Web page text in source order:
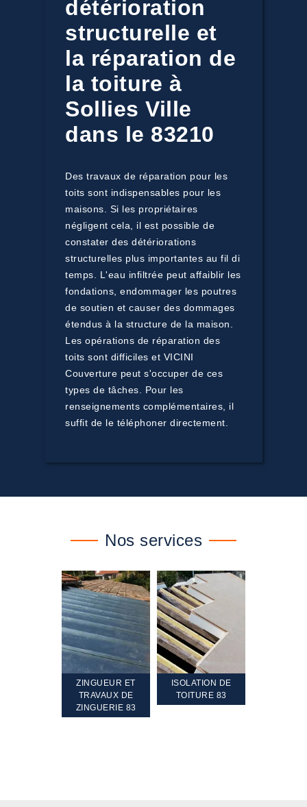
détérioration
structurelle et
la réparation de
la toiture à
Sollies Ville
dans le 83210
Des travaux de réparation pour les
toits sont indispensables pour les
maisons. Si les propriétaires
négligent cela, il est possible de
constater des détériorations
structurelles plus importantes au fil di
temps. L'eau infiltrée peut affaiblir les
fondations, endommager les poutres
de soutien et causer des dommages
étendus à la structure de la maison.
Les opérations de réparation des
toits sont difficiles et VICINI
Couverture peut s'occuper de ces
types de tâches. Pour les
renseignements complémentaires, il
suffit de le téléphoner directement.
Nos services
ZINGUEUR ET
TRAVAUX DE
ZINGUERIE 83
ISOLATION DE
TOITURE 83